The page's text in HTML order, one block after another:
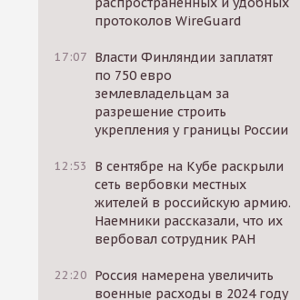
протоколов WireGuard
17:07 Власти Финляндии заплатят
по 750 евро
землевладельцам за
разрешение строить
укрепления у границы России
12:53
В сентябре на Кубе раскрыли
сеть вербовки местных
жителей в российскую армию.
Наемники рассказали, что их
вербовал сотрудник РАН
22:20 Россия намерена увеличить
военные расходы в 2024 году